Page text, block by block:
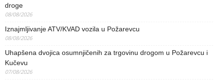
droge
08/08/2026
Iznajmljivanje ATV/KVAD vozila u Požarevcu
08/08/2026
Uhapšena dvojica osumnjičenih za trgovinu drogom u Požarevcu i
Kučevu
07/08/2026